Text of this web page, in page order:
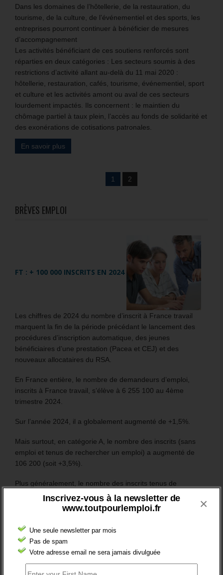
Inscrivez-vous à la newsletter de
www.toutpourlemploi.fr
Une seule newsletter par mois
Pas de spam
Votre adresse email ne sera jamais divulguée
×
Dans les domaines de l’hôtellerie, de la restauration, du
tourisme, de la culture, de l’événementiel et des sports, les
entreprises pourront continuer à bénéficier de mesures
d’accompagnement
Les activités bénéficiant de ces soutiens renforcés sont
réparties en deux catégories : Les secteurs soumis à des
restrictions d’activité allant au-delà du 11 mai 2020 :
hôtellerie, restauration, cafés, tourisme, événementiel, sport
et culture et les activités amont ou aval de ces secteurs
lourdement impactés. Ils concernent : le maintien du
chômage partiel à taux plein, l’accès au fonds de solidarité et
des exonérations de cotisations patronales.
En savoir plus
1 2
BRÈVES EMPLOI
FT : + 100 000 INSCRITS EN 2024
Les chiffres de 2024 du nombre d’inscrit à France travail
marquent la fin de la période précédant le lancement des
procédures d’inscription automatique, des jeunes
bénéficiaires d’une prestation (Pacea et CEJ) et des
nouveaux allocataires du RSA.
En France entière, le nombre de demandeurs d’emploi,
inscrits à France travail, s’élève à 6 255 100 au 4ème
trimestre 2024.
Sur l’année 2024, il a globalement augmenté de +1,5%.
Mais surtout, en catégorie A, le nombre des inscrits (sans
emploi et tenus de rechercher un emploi) a augmenté de
106 200 (soit +3,5%).
Plus généralement, le nombre des inscrits tenus de
rechercher un emploi (A, B ou C) aura augmenté de 97 200
sur un an (soit +1,8%).
RESTEZ EN CONTACT
Recevez le meilleur de l'information et des débats sur l'emploi